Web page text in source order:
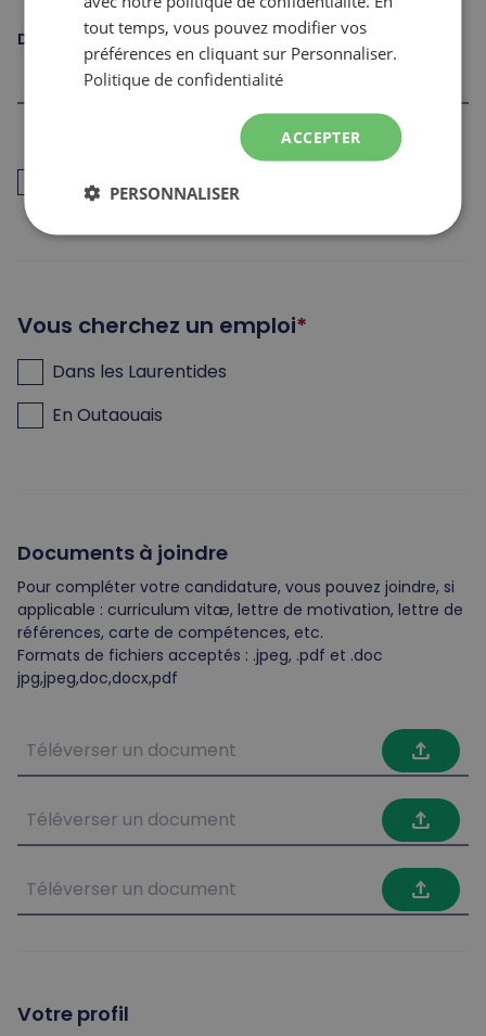
Date de naissance
J’ai déjà travaillé pour les Sommets dans les 12
derniers mois (retour au travail)
Vous cherchez un emploi
Dans les Laurentides
En Outaouais
Documents à joindre
Pour compléter votre candidature, vous pouvez joindre, si
applicable : curriculum vitæ, lettre de motivation, lettre de
références, carte de compétences, etc.
Formats de fichiers acceptés : .jpeg, .pdf et .doc
jpg,jpeg,doc,docx,pdf
file_upload
file_upload
file_upload
Votre profil
tout temps, vous pouvez modifier vos
préférences en cliquant sur Personnaliser.
Politique de confidentialité
ACCEPTER
PERSONNALISER